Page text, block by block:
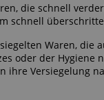
die schnell
schnell
Waren, die
oder der Hygiene
ihre Versiegelung